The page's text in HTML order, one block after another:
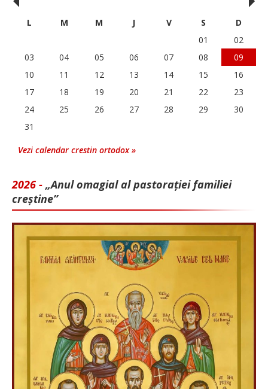
L M M J V S
D
01
02
03
04 05 06 07 08
09
10
11 12 13 14 15
16
17
18 19 20 21 22
23
24
25 26 27 28 29
30
31
Vezi calendar crestin ortodox »
2026 - „Anul omagial al pastorației familiei
creștine”